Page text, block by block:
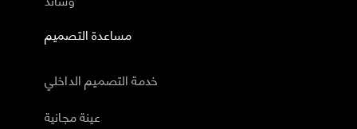
مساعدة التصميم
خدمة التصميم الداخلي
عينة مجانية